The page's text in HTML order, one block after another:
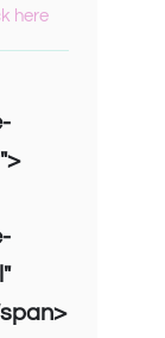
here